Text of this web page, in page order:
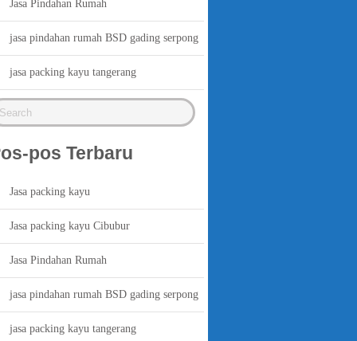
Jasa Pindahan Rumah
jasa pindahan rumah BSD gading serpong
jasa packing kayu tangerang
pos Terbaru
Jasa packing kayu
Jasa packing kayu Cibubur
Jasa Pindahan Rumah
jasa pindahan rumah BSD gading serpong
jasa packing kayu tangerang